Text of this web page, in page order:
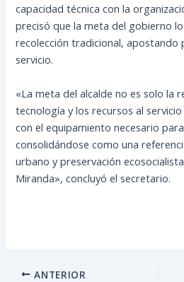
capacidad técnica con la
precisó que la meta del gobierno
recolección tradicional, apostando
servicio.
«La meta del alcalde no es solo la
tecnología y los recursos al
con el equipamiento necesario
consolidándose como una
urbano y preservación
Miranda», concluyó el secretario.
ANTERIOR